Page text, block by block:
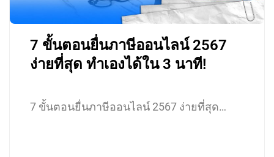
7 ขั้นตอนยื่นภาษีออนไลน์ 2567
ง่ายที่สุด ทำเองได้ใน 3 นาที!
7 ขั้นตอนยื่นภาษีออนไลน์ 2567 ง่ายที่สุด…